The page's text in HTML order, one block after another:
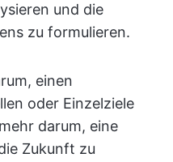
und die
zu formulieren.
einen
oder Einzelziele
darum, eine
Zukunft zu